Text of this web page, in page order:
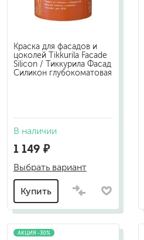
Краска для фасадов и
цоколей Tikkurila Facade
Silicon / Тиккурила Фасад
Силикон глубокоматовая
В наличии
1 149 ₽
Выбрать вариант
Купить
АКЦИЯ -30%